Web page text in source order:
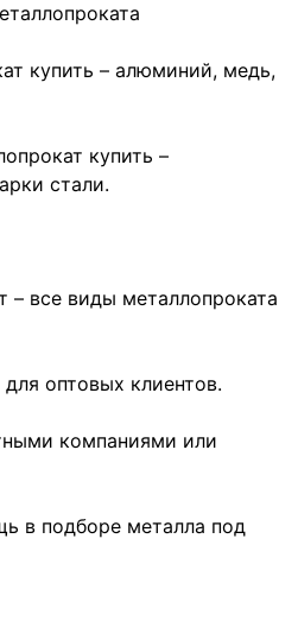
купить – алюминий, медь,
купить –
стали.
– все виды металлопроката
оптовых клиентов.
компаниями или
в подборе металла под